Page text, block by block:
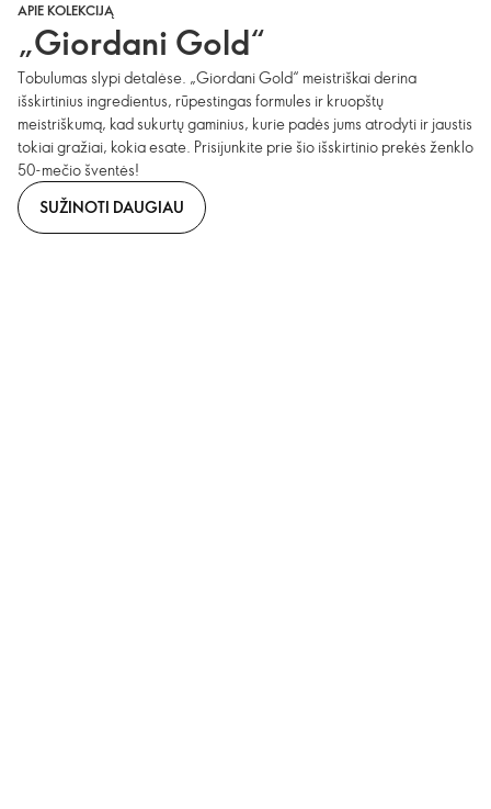
APIE KOLEKCIJĄ
„Giordani Gold“
Tobulumas slypi detalėse. „Giordani Gold“ meistriškai derina
išskirtinius ingredientus, rūpestingas formules ir kruopštų
meistriškumą, kad sukurtų gaminius, kurie padės jums atrodyti ir jaustis
tokiai gražiai, kokia esate. Prisijunkite prie šio išskirtinio prekės ženklo
50-mečio šventės!
SUŽINOTI DAUGIAU